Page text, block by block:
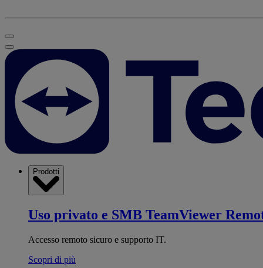
Prodotti
Uso privato e SMB TeamViewer
Accesso remoto sicuro e supporto IT.
Scopri di più